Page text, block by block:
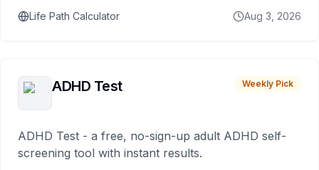
Life Path Calculator Aug 3, 2026
ADHD Test Weekly Pick
ADHD Test - a free, no-sign-up adult ADHD self-
screening tool with instant results.